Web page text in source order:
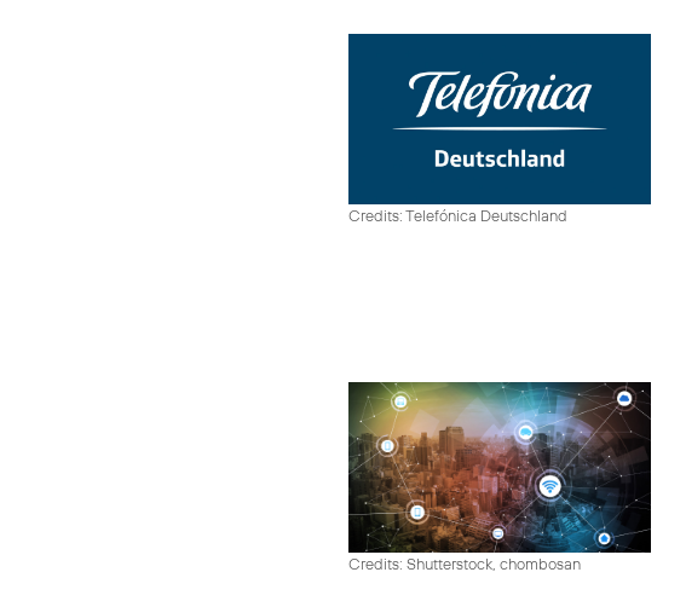
Credits: Telefónica Deutschland
Credits: Shutterstock, chombosan